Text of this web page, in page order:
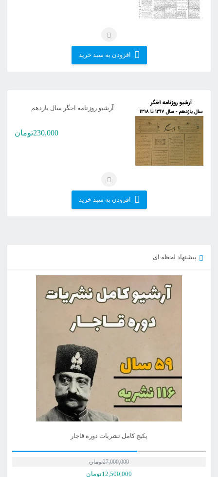
افزودن به سبد خرید
آرشیو روزنامه اخگر سال یازدهم
230,000تومان
افزودن به سبد خرید
پیشنهاد لحظه ای
پکیج کامل نشریات دوره قاجار
27,000,000تومان
12,500,000تومان